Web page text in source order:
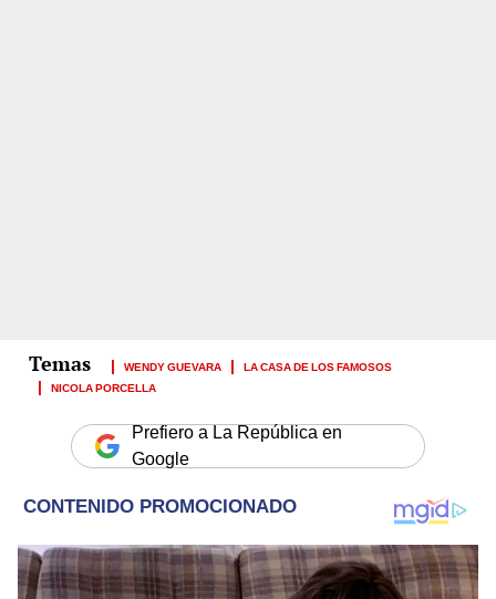
WENDY GUEVARA
LA CASA DE LOS FAMOSOS
NICOLA PORCELLA
Prefiero a La República en
Google